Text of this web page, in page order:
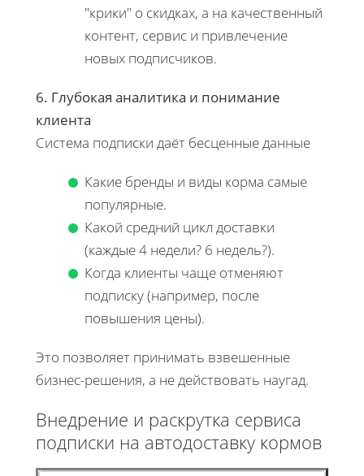
"крики" о скидках, а на качественный
контент, сервис и привлечение
новых подписчиков.
6. Глубокая аналитика и понимание
клиента
Система подписки даёт бесценные данные
Какие бренды и виды корма самые
популярные.
Какой средний цикл доставки
(каждые 4 недели? 6 недель?).
Когда клиенты чаще отменяют
подписку (например, после
повышения цены).
Это позволяет принимать взвешенные
бизнес-решения, а не действовать наугад.
Внедрение и раскрутка сервиса
подписки на автодоставку кормов